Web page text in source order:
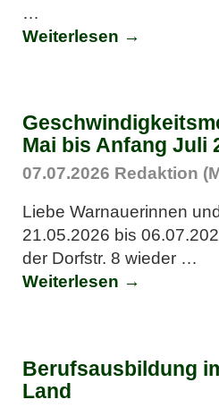
…
Weiterlesen →
Mai bis Anfang Juli
07.07.2026 Redaktion
Liebe Warnauerinnen
21.05.2026 bis
der Dorfstr. 8 wieder …
Weiterlesen →
Berufsausbildung
Land